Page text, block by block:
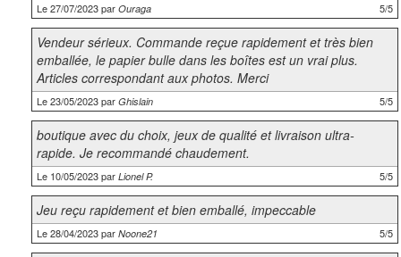
Le 27/07/2023 par Ouraga 5/5
Vendeur sérieux. Commande reçue rapidement et très bien
emballée, le papier bulle dans les boîtes est un vrai plus.
Articles correspondant aux photos. Merci
Le 23/05/2023 par Ghislain 5/5
boutique avec du choix, jeux de qualité et livraison ultra-
rapide. Je recommandé chaudement.
Le 10/05/2023 par Lionel P. 5/5
Jeu reçu rapidement et bien emballé, impeccable
Le 28/04/2023 par Noone21 5/5